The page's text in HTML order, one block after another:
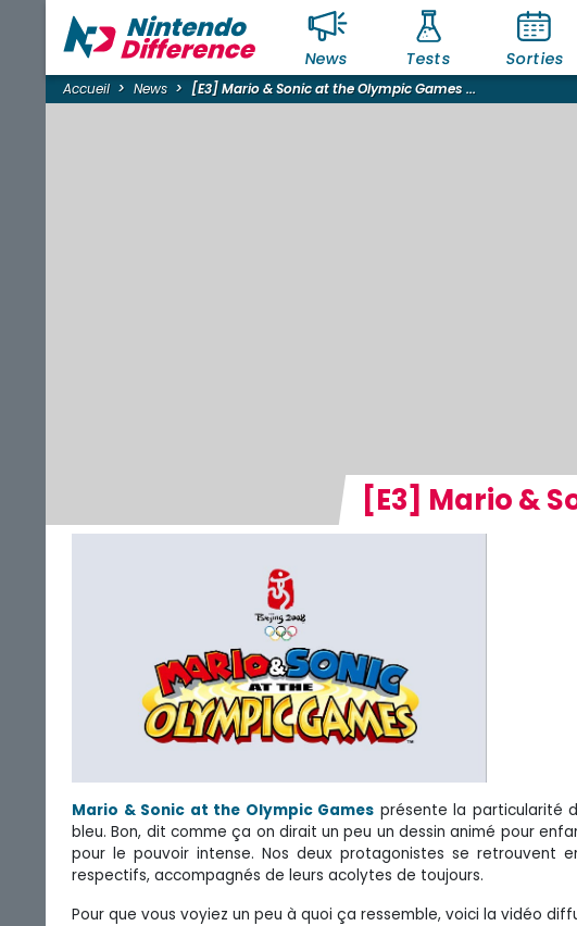
News Tests Sorties
Accueil News [E3] Mario & Sonic at the Olympic Games ...
[E3] Mario &
Mario & Sonic at the Olympic Games présente la particularité
bleu. Bon, dit comme ça on dirait un peu un dessin animé pour
pour le pouvoir intense. Nos deux protagonistes se
respectifs, accompagnés de leurs acolytes de toujours.
Pour que vous voyiez un peu à quoi ça ressemble, voici la vidéo